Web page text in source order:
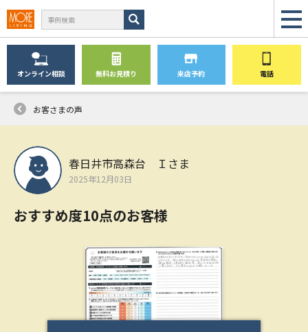
オンライン相談 無料お見積り 来店予約 電話
お客さまの声
春日井市高森台 Ｉさま
2025年12月03日
おすすめ度10点のお客様